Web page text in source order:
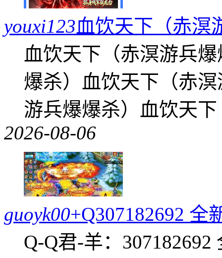
youxi123血饮天下（赤溟
血饮天下（赤溟游兵
爆杀）血饮天下（赤
游兵爆爆杀）血饮天
2026-08-06
guoyk00+Q307182692
Q-Q君-羊：